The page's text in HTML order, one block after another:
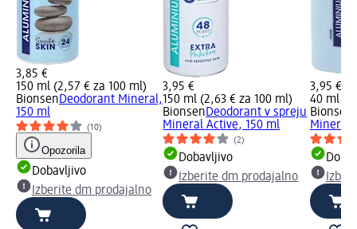
3,85 €
150 ml (2,57 € za 100 ml)
BionsenDeodorant Mineral,
150 ml
(10)
Opozorila
Dobavljivo
Izberite dm prodajalno
3,95 €
150 ml (2,63 € za 100 ml)
BionsenDeodorant v spreju
Mineral Active, 150 ml
(2)
Dobavljivo
Izberite dm prodajalno
3,95 €
40 ml
Bionsen
Mineral